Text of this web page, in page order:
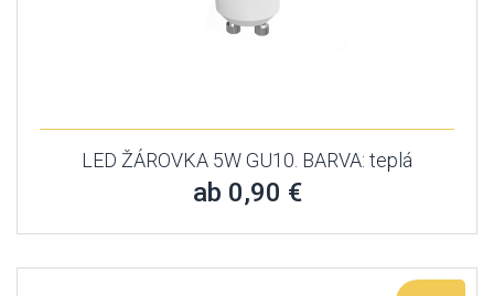
LED ŽÁROVKA 5W GU10. BARVA: teplá
ab 0,90 €